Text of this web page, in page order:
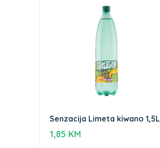
Senzacija Limeta kiwano 1,5L
1,85 KM